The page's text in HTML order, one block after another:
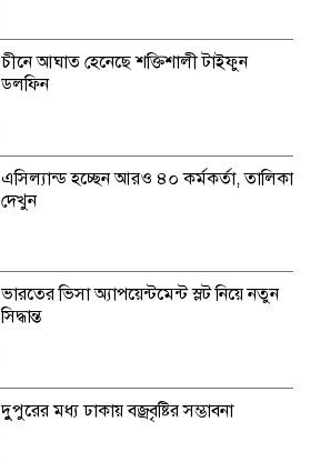
চীনে আঘাত হেনেছে শক্তিশালী টাইফুন
ডলফিন
এসিল্যান্ড হচ্ছেন আরও ৪০ কর্মকর্তা, তালিকা
দেখুন
ভারতের ভিসা অ্যাপয়েন্টমেন্ট স্লট নিয়ে নতুন
সিদ্ধান্ত
দুুপুরের মধ্য ঢাকায় বজ্রবৃষ্টির সম্ভাবনা